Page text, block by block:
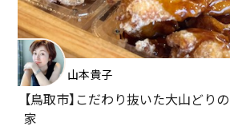
山本貴子
【鳥取市】こだわり抜いた大山どり
家